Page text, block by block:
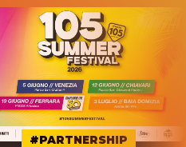
#PARTNERSHIP